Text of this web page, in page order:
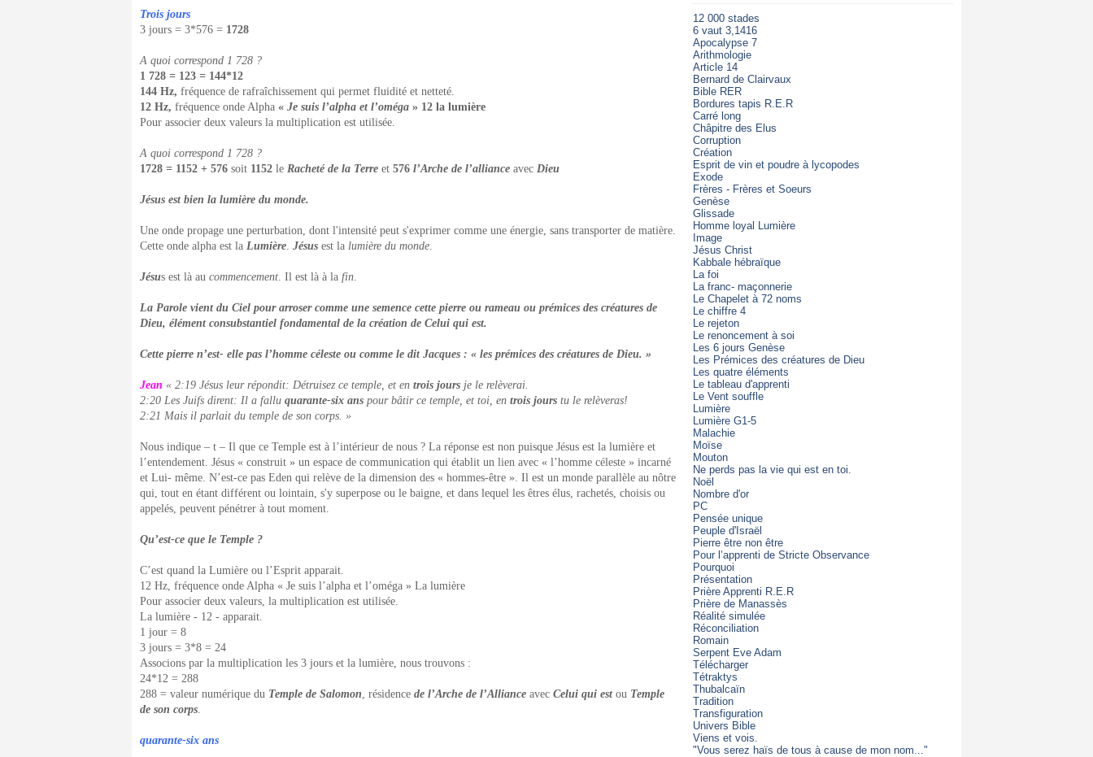
Trois jours
3 jours = 3*576 = 1728
A quoi correspond 1 728 ?
1 728 = 123 = 144*12
144 Hz, fréquence de rafraîchissement qui permet fluidité et netteté.
12 Hz, fréquence onde Alpha « Je suis l’alpha et l’oméga » 12 la lumière
Pour associer deux valeurs la multiplication est utilisée.
A quoi correspond 1 728 ?
1728 = 1152 + 576 soit 1152 le Racheté de la Terre et 576 l’Arche de l’alliance avec Dieu
Jésus est bien la lumière du monde.
Une onde propage une perturbation, dont l'intensité peut s'exprimer comme une énergie, sans transporter de matière.
Cette onde alpha est la Lumière. Jésus est la lumière du monde.
Jésus est là au commencement. Il est là à la fin.
La Parole vient du Ciel pour arroser comme une semence cette pierre ou rameau ou prémices des créatures de
Dieu, élément consubstantiel fondamental de la création de Celui qui est.
Cette pierre n’est- elle pas l’homme céleste ou comme le dit Jacques : « les prémices des créatures de Dieu. »
Jean « 2:19 Jésus leur répondit: Détruisez ce temple, et en trois jours je le relèverai.
2:20 Les Juifs dirent: Il a fallu quarante-six ans pour bâtir ce temple, et toi, en trois jours tu le relèveras!
2:21 Mais il parlait du temple de son corps. »
Nous indique – t – Il que ce Temple est à l’intérieur de nous ? La réponse est non puisque Jésus est la lumière et
l’entendement. Jésus « construit » un espace de communication qui établit un lien avec « l’homme céleste » incarné
et Lui- même. N’est-ce pas Eden qui relève de la dimension des « hommes-être ». Il est un monde parallèle au nôtre
qui, tout en étant différent ou lointain, s'y superpose ou le baigne, et dans lequel les êtres élus, rachetés, choisis ou
appelés, peuvent pénétrer à tout moment.
Qu’est-ce que le Temple ?
C’est quand la Lumière ou l’Esprit apparait.
12 Hz, fréquence onde Alpha « Je suis l’alpha et l’oméga » La lumière
Pour associer deux valeurs, la multiplication est utilisée.
La lumière - 12 - apparait.
1 jour = 8
3 jours = 3*8 = 24
Associons par la multiplication les 3 jours et la lumière, nous trouvons :
24*12 = 288
288 = valeur numérique du Temple de Salomon, résidence de l’Arche de l’Alliance avec Celui qui est ou Temple
de son corps.
quarante-six ans
12 000 stades
6 vaut 3,1416
Apocalypse 7
Arithmologie
Article 14
Bernard de Clairvaux
Bible RER
Bordures tapis R.E.R
Carré long
Châpitre des Elus
Corruption
Création
Esprit de vin et poudre à lycopodes
Exode
Frères - Frères et Soeurs
Genèse
Glissade
Homme loyal Lumière
Image
Jésus Christ
Kabbale hébraïque
La foi
La franc- maçonnerie
Le Chapelet à 72 noms
Le chiffre 4
Le rejeton
Le renoncement à soi
Les 6 jours Genèse
Les Prémices des créatures de Dieu
Les quatre éléments
Le tableau d'apprenti
Le Vent souffle
Lumière
Lumière G1-5
Malachie
Moïse
Mouton
Ne perds pas la vie qui est en toi.
Noël
Nombre d'or
PC
Pensée unique
Peuple d'Israël
Pierre être non être
Pour l’apprenti de Stricte Observance
Pourquoi
Présentation
Prière Apprenti R.E.R
Prière de Manassès
Réalité simulée
Réconciliation
Romain
Serpent Eve Adam
Télécharger
Tétraktys
Thubalcaïn
Tradition
Transfiguration
Univers Bible
Viens et vois.
"Vous serez haïs de tous à cause de mon nom..."